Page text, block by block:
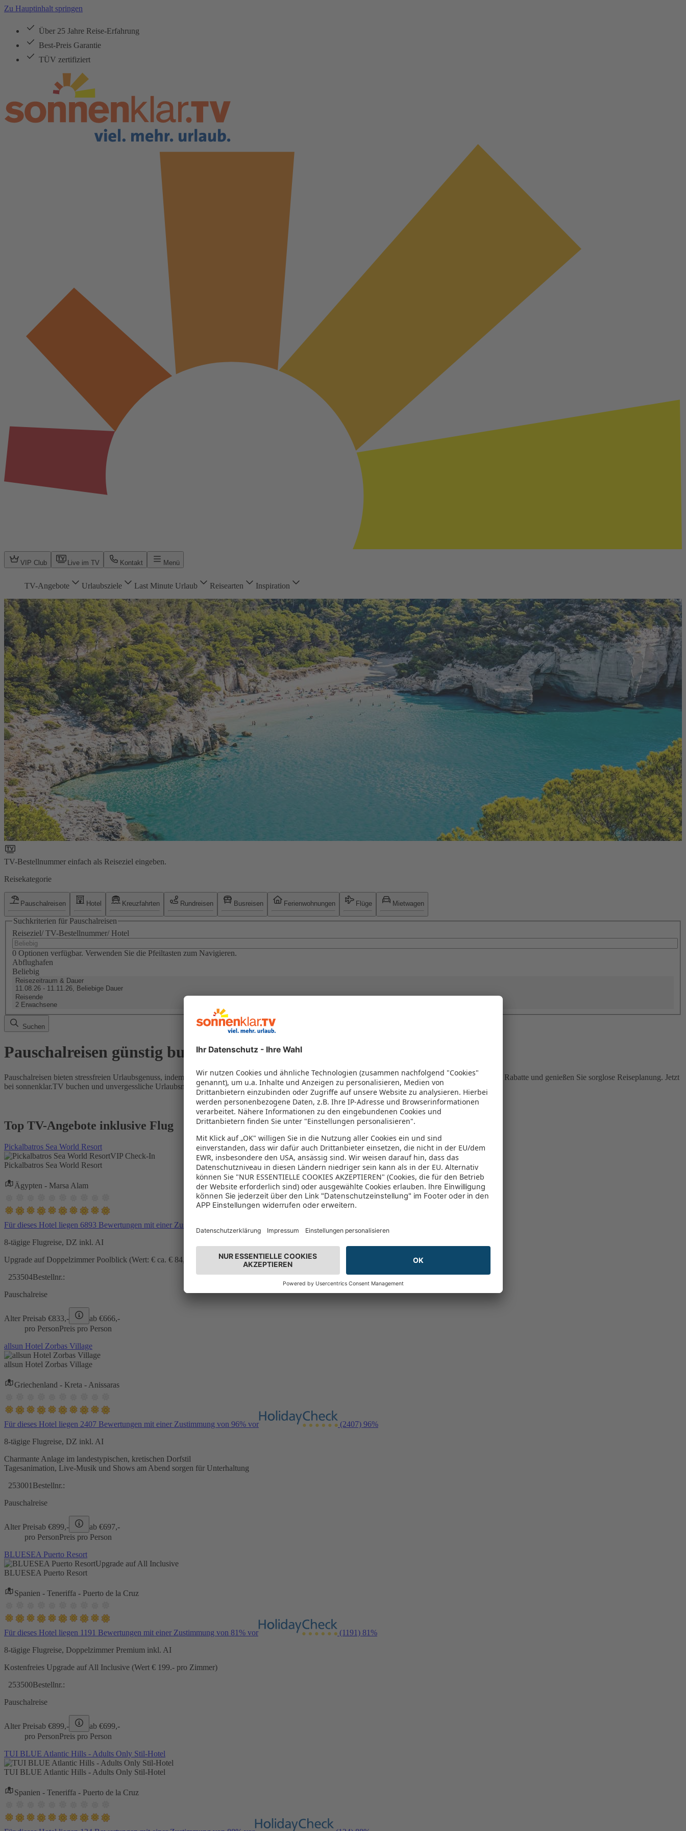
Zu Hauptinhalt springen
Über 25 Jahre Reise-Erfahrung
Best-Preis Garantie
TÜV zertifiziert
VIP Club Live im TV Kontakt Menü
TV-Angebote Urlaubsziele Last Minute Urlaub Reisearten Inspiration
TV-Bestellnummer einfach als Reiseziel eingeben.
Reisekategorie
Pauschalreisen Hotel Kreuzfahrten Rundreisen Busreisen Ferienwohnungen Flüge Mietwagen
Suchkriterien für Pauschalreisen
Reiseziel/ TV-Bestellnummer/ Hotel
0 Optionen verfügbar. Verwenden Sie die Pfeiltasten zum Navigieren.
Abflughafen
Beliebig
Reisezeitraum & Dauer
11.08.26 - 11.11.26, Beliebige Dauer
Reisende
2 Erwachsene
Suchen
Pauschalreisen günstig buchen
Pauschalreisen bieten stressfreien Urlaubsgenuss, indem Flug und Hotel in einem Paket kombiniert werden – das spart Zeit und Geld. Nutzen Sie attraktive Rabatte und genießen Sie sorglose Reiseplanung. Jetzt
bei sonnenklar.TV buchen und unvergessliche Urlaubsmomente erleben!
Top TV-Angebote inklusive Flug
Pickalbatros Sea World Resort
VIP Check-In
Pickalbatros Sea World Resort
Ägypten - Marsa Alam
Für dieses Hotel liegen 6893 Bewertungen mit einer Zustimmung von 96% vor
8-tägige Flugreise, DZ inkl. AI
Upgrade auf Doppelzimmer Poolblick (Wert: € ca. € 84,- pro Zimmer) - nur solange der Vorrat reicht
253504Bestellnr.:
Pauschalreise
Alter Preisab €833,- ab €666,-
pro PersonPreis pro Person
allsun Hotel Zorbas Village
allsun Hotel Zorbas Village
Griechenland - Kreta - Anissaras
Für dieses Hotel liegen 2407 Bewertungen mit einer Zustimmung von 96% vor (2407) 96%
8-tägige Flugreise, DZ inkl. AI
Charmante Anlage im landestypischen, kretischen Dorfstil
Tagesanimation, Live-Musik und Shows am Abend sorgen für Unterhaltung
253001Bestellnr.:
Pauschalreise
Alter Preisab €899,- ab €697,-
pro PersonPreis pro Person
BLUESEA Puerto Resort
Upgrade auf All Inclusive
BLUESEA Puerto Resort
Spanien - Teneriffa - Puerto de la Cruz
Für dieses Hotel liegen 1191 Bewertungen mit einer Zustimmung von 81% vor (1191) 81%
8-tägige Flugreise, Doppelzimmer Premium inkl. AI
Kostenfreies Upgrade auf All Inclusive (Wert € 199.- pro Zimmer)
253500Bestellnr.:
Pauschalreise
Alter Preisab €899,- ab €699,-
pro PersonPreis pro Person
TUI BLUE Atlantic Hills - Adults Only Stil-Hotel
TUI BLUE Atlantic Hills - Adults Only Stil-Hotel
Spanien - Teneriffa - Puerto de la Cruz